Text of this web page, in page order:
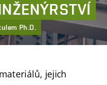
Ph.D.
jejich